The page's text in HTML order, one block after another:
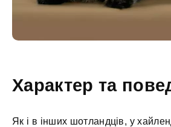
Характер та
Як і в інших шотландців, у